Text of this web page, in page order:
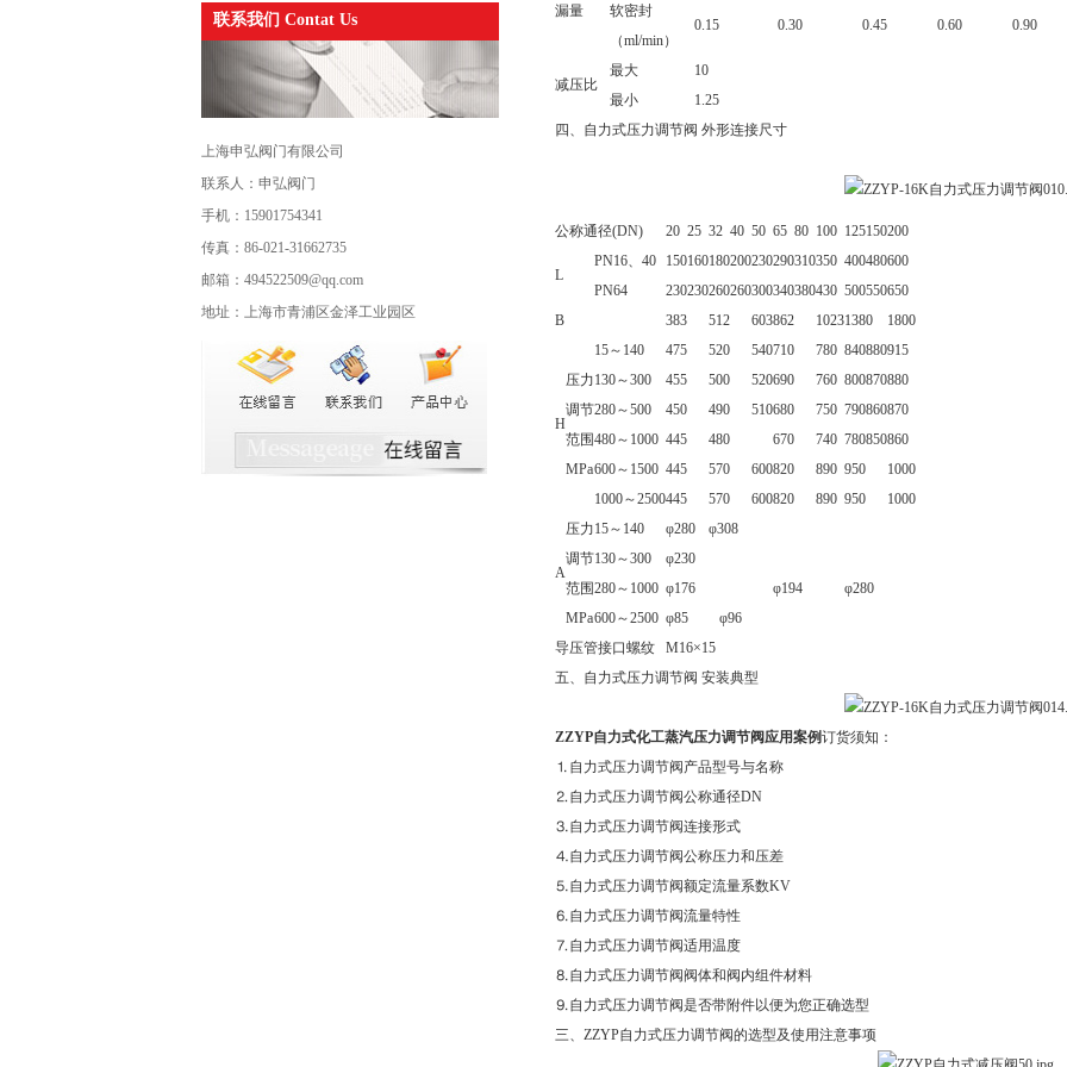
联系我们 Contat Us
上海申弘阀门有限公司
联系人：申弘阀门
手机：15901754341
传真：86-021-31662735
邮箱：494522509@qq.com
地址：上海市青浦区金泽工业园区
漏量
软密封
（ml/min）
0.15 0.30 0.45 0.60 0.90
减压比
最大
10
最小
1.25
四、自力式压力调节阀 外形连接尺寸
公称通径(DN) 20 25 32 40 50 65 80 100 125150200
L
PN16、40 150160180200230290310350 400480600
PN64
230230260260300340380430 500550650
B
383 512 603862 10231380 1800
H
压力
调节
范围
MPa
15～140 475 520 540710 780 840880915
130～300
455 500 520690 760 800870880
280～500
450 490 510680 750 790860870
480～1000 445 480 670 740 780850860
600～1500 445 570 600820 890 950
1000
1000～2500445 570 600820 890 950 1000
A
压力
调节
范围
MPa
15～140 φ280
φ308
130～300
φ230
280～1000 φ176 φ194
φ280
600～2500 φ85
φ96
导压管接口螺纹
M16×15
五、自力式压力调节阀 安装典型
ZZYP自力式化工蒸汽压力调节阀应用案例订货须知：
⒈自力式压力调节阀产品型号与名称
⒉自力式压力调节阀公称通径DN
⒊自力式压力调节阀连接形式
⒋自力式压力调节阀公称压力和压差
⒌自力式压力调节阀额定流量系数KV
⒍自力式压力调节阀流量特性
⒎自力式压力调节阀适用温度
⒏自力式压力调节阀阀体和阀内组件材料
⒐自力式压力调节阀是否带附件以便为您正确选型
三、ZZYP自力式压力调节阀的选型及使用注意事项